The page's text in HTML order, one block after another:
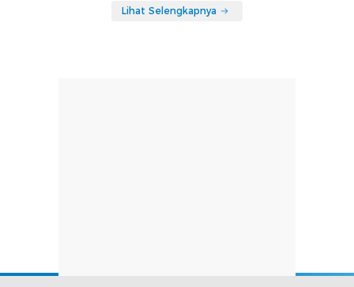
Lihat Selengkapnya